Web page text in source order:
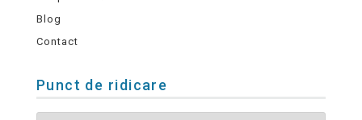
Blog
Contact
Punct de ridicare